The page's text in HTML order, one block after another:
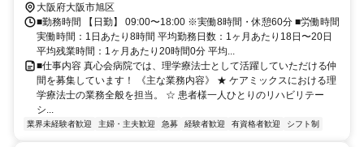
大阪府大阪市旭区
■勤務時間 【日勤】 09:00〜18:00 ※実働8時間・休憩60分 ■労働時間
実働時間：1日あたり8時間 平均勤務日数：1ヶ月あたり18日〜20日
平均残業時間：1ヶ月あたり20時間0分 平均...
■仕事内容 真心会病院では、理学療法士として活躍していただける仲
間を募集しています！ 《主な業務内容》 ★ ケアミックスにおける理
学療法士の業務全般を担当。 ☆ 患者様一人ひとりのリハビリテー
シ...
業界未経験者歓迎 主婦・主夫歓迎 急募 経験者歓迎 有資格者歓迎 シフト制